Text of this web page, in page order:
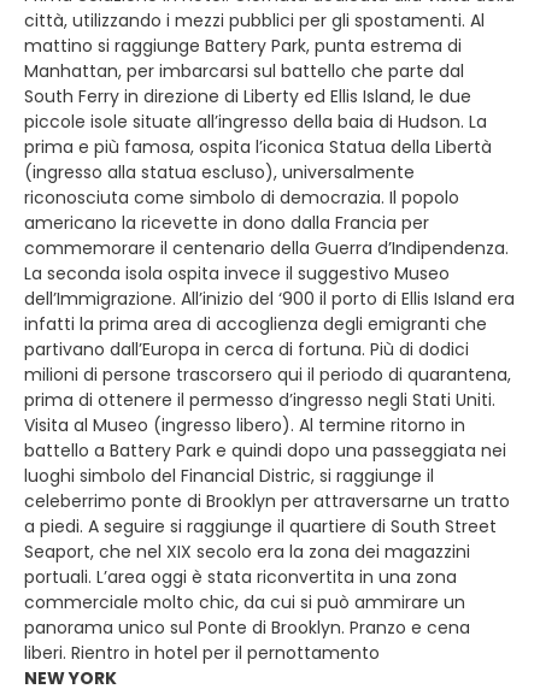
città, utilizzando i mezzi pubblici per gli spostamenti. Al
mattino si raggiunge Battery Park, punta estrema di
Manhattan, per imbarcarsi sul battello che parte dal
South Ferry in direzione di Liberty ed Ellis Island, le due
piccole isole situate all’ingresso della baia di Hudson. La
prima e più famosa, ospita l’iconica Statua della Libertà
(ingresso alla statua escluso), universalmente
riconosciuta come simbolo di democrazia. Il popolo
americano la ricevette in dono dalla Francia per
commemorare il centenario della Guerra d’Indipendenza.
La seconda isola ospita invece il suggestivo Museo
dell’Immigrazione. All’inizio del ‘900 il porto di Ellis Island era
infatti la prima area di accoglienza degli emigranti che
partivano dall’Europa in cerca di fortuna. Più di dodici
milioni di persone trascorsero qui il periodo di quarantena,
prima di ottenere il permesso d’ingresso negli Stati Uniti.
Visita al Museo (ingresso libero). Al termine ritorno in
battello a Battery Park e quindi dopo una passeggiata nei
luoghi simbolo del Financial Distric, si raggiunge il
celeberrimo ponte di Brooklyn per attraversarne un tratto
a piedi. A seguire si raggiunge il quartiere di South Street
Seaport, che nel XIX secolo era la zona dei magazzini
portuali. L’area oggi è stata riconvertita in una zona
commerciale molto chic, da cui si può ammirare un
panorama unico sul Ponte di Brooklyn. Pranzo e cena
liberi. Rientro in hotel per il pernottamento
NEW YORK